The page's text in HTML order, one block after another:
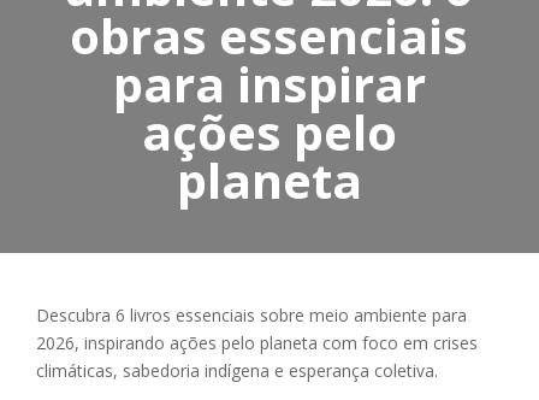
obras essenciais
para inspirar
ações pelo
planeta
Descubra 6 livros essenciais sobre meio ambiente para
2026, inspirando ações pelo planeta com foco em crises
climáticas, sabedoria indígena e esperança coletiva.